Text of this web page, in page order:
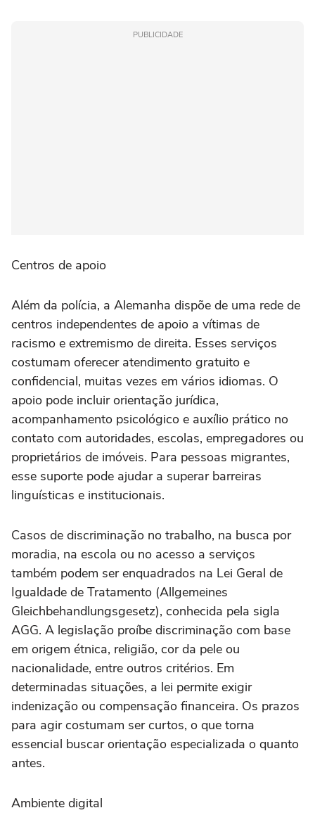
PUBLICIDADE
Centros de apoio
Além da polícia, a Alemanha dispõe de uma rede de
centros independentes de apoio a vítimas de
racismo e extremismo de direita. Esses serviços
costumam oferecer atendimento gratuito e
confidencial, muitas vezes em vários idiomas. O
apoio pode incluir orientação jurídica,
acompanhamento psicológico e auxílio prático no
contato com autoridades, escolas, empregadores ou
proprietários de imóveis. Para pessoas migrantes,
esse suporte pode ajudar a superar barreiras
linguísticas e institucionais.
Casos de discriminação no trabalho, na busca por
moradia, na escola ou no acesso a serviços
também podem ser enquadrados na Lei Geral de
Igualdade de Tratamento (Allgemeines
Gleichbehandlungsgesetz), conhecida pela sigla
AGG. A legislação proíbe discriminação com base
em origem étnica, religião, cor da pele ou
nacionalidade, entre outros critérios. Em
determinadas situações, a lei permite exigir
indenização ou compensação financeira. Os prazos
para agir costumam ser curtos, o que torna
essencial buscar orientação especializada o quanto
antes.
Ambiente digital